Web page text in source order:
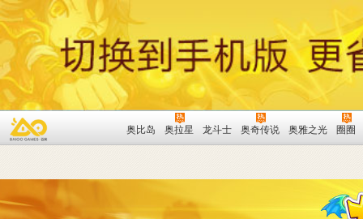
奥比岛 奥拉星 龙斗士 奥奇传说 奥雅之光 圈圈